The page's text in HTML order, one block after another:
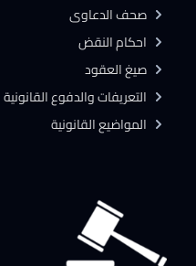
صحف الدعاوى
احكام النقض
صيغ العقود
التعريفات والدفوع القانونية
المواضيع القانونية